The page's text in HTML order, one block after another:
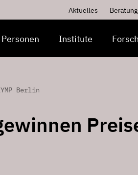
Aktuelles Beratung
Personen Institute
Berlin